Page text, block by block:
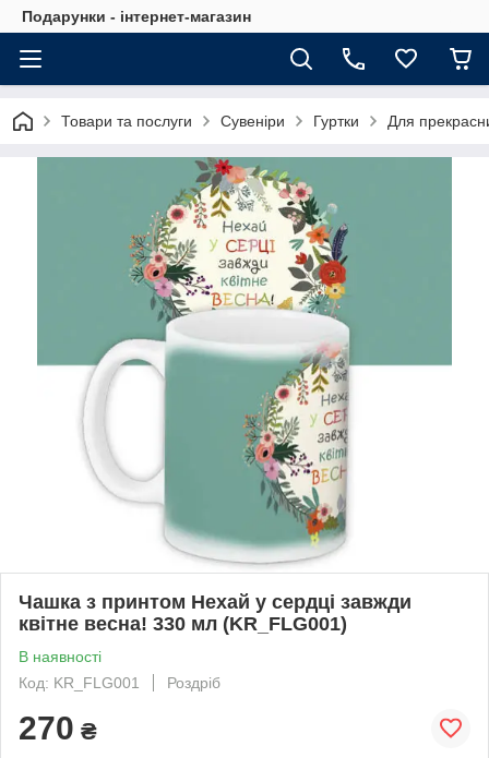
Подарунки - інтернет-магазин
Товари та послуги Сувеніри Гуртки Для
Чашка з принтом Нехай у сердці завжди
квітне весна! 330 мл (KR_FLG001)
В наявності
Код: KR_FLG001
Роздріб
270 ₴